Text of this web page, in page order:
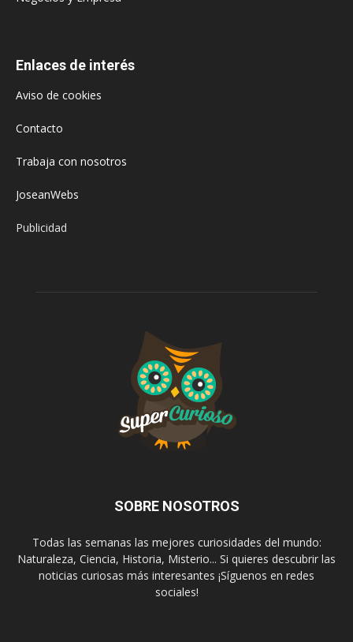
Enlaces de interés
Aviso de cookies
Contacto
Trabaja con nosotros
JoseanWebs
Publicidad
SOBRE NOSOTROS
Todas las semanas las mejores curiosidades del mundo:
Naturaleza, Ciencia, Historia, Misterio... Si quieres descubrir las
noticias curiosas más interesantes ¡Síguenos en redes
sociales!